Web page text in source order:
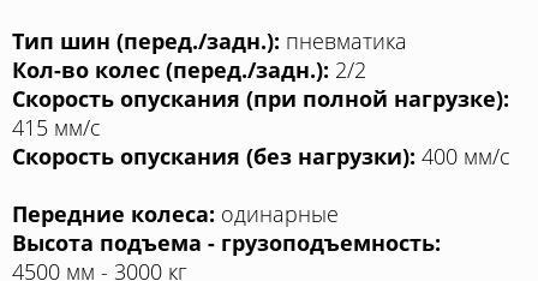
Тип шин (перед./задн.): пневматика
Кол-во колес (перед./задн.): 2/2
Скорость опускания (при полной нагрузке):
415 мм/с
Скорость опускания (без нагрузки): 400 мм/с
Передние колеса: одинарные
Высота подъема - грузоподъемность:
4500 мм - 3000 кг